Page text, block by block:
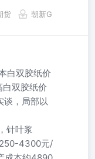
货 朝新G
白双胶纸价
双胶纸价
，局部以
针叶浆
4300元/